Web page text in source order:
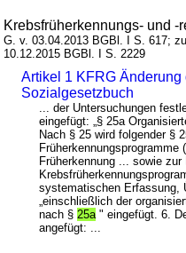
Krebsfrüherkennungs- und -
G. v. 03.04.2013 BGBl. I S. 617;
10.12.2015 BGBl. I S. 2229
Artikel 1 KFRG
Sozialgesetzbuch
... der Untersuchungen
eingefügt: „§ 25a
Nach § 25 wird folgender §
Früherkennungsprogramme
Früherkennung ... sowie
systematischen Erfassung,
„einschließlich der
nach §25a" eingefügt. 6.
angefügt: ...